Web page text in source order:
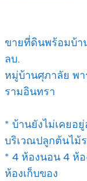
ขายที่ดินพร้อมบ้า
ลบ.
หมู่บ้านศุภาลัย พ
รามอินทรา
* บ้านยังไม่เคยอ
บริเวณปลูกต้นไม้
* 4 ห้องนอน 4 ห้
ห้องเก็บของ